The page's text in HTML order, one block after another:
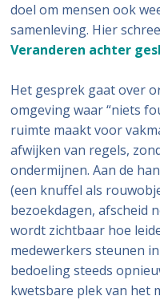
doel om mensen ook
samenleving. Hier
Veranderen achter
Het gesprek gaat over
omgeving waar “niets
ruimte maakt voor
afwijken van regels,
ondermijnen. Aan de
(een knuffel als
bezoekdagen, afscheid
wordt zichtbaar hoe
medewerkers steunen
bedoeling steeds
kwetsbare plek van het